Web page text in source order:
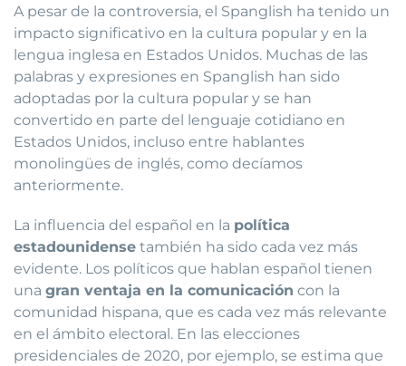
A pesar de la controversia, el Spanglish ha tenido un
impacto significativo en la cultura popular y en la
lengua inglesa en Estados Unidos. Muchas de las
palabras y expresiones en Spanglish han sido
adoptadas por la cultura popular y se han
convertido en parte del lenguaje cotidiano en
Estados Unidos, incluso entre hablantes
monolingües de inglés, como decíamos
anteriormente.
La influencia del español en la política
estadounidense también ha sido cada vez más
evidente. Los políticos que hablan español tienen
una gran ventaja en la comunicación con la
comunidad hispana, que es cada vez más relevante
en el ámbito electoral. En las elecciones
presidenciales de 2020, por ejemplo, se estima que